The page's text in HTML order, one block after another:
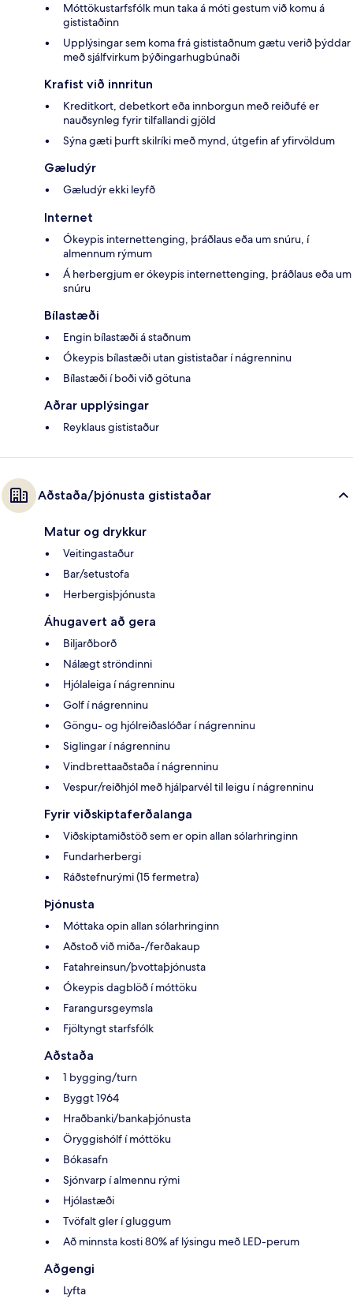
Móttökustarfsfólk mun taka á móti gestum við komu á
gististaðinn
Upplýsingar sem koma frá gististaðnum gætu verið þýddar
með sjálfvirkum þýðingarhugbúnaði
Krafist við innritun
Kreditkort, debetkort eða innborgun með reiðufé er
nauðsynleg fyrir tilfallandi gjöld
Sýna gæti þurft skilríki með mynd, útgefin af yfirvöldum
Gæludýr
Gæludýr ekki leyfð
Internet
Ókeypis internettenging, þráðlaus eða um snúru, í
almennum rýmum
Á herbergjum er ókeypis internettenging, þráðlaus eða um
snúru
Bílastæði
Engin bílastæði á staðnum
Ókeypis bílastæði utan gististaðar í nágrenninu
Bílastæði í boði við götuna
Aðrar upplýsingar
Reyklaus gististaður
Aðstaða/þjónusta gististaðar
Matur og drykkur
Veitingastaður
Bar/setustofa
Herbergisþjónusta
Áhugavert að gera
Biljarðborð
Nálægt ströndinni
Hjólaleiga í nágrenninu
Golf í nágrenninu
Göngu- og hjólreiðaslóðar í nágrenninu
Siglingar í nágrenninu
Vindbrettaaðstaða í nágrenninu
Vespur/reiðhjól með hjálparvél til leigu í nágrenninu
Fyrir viðskiptaferðalanga
Viðskiptamiðstöð sem er opin allan sólarhringinn
Fundarherbergi
Ráðstefnurými (15 fermetra)
Þjónusta
Móttaka opin allan sólarhringinn
Aðstoð við miða-/ferðakaup
Fatahreinsun/þvottaþjónusta
Ókeypis dagblöð í móttöku
Farangursgeymsla
Fjöltyngt starfsfólk
Aðstaða
1 bygging/turn
Byggt 1964
Hraðbanki/bankaþjónusta
Öryggishólf í móttöku
Bókasafn
Sjónvarp í almennu rými
Hjólastæði
Tvöfalt gler í gluggum
Að minnsta kosti 80% af lýsingu með LED-perum
Aðgengi
Lyfta